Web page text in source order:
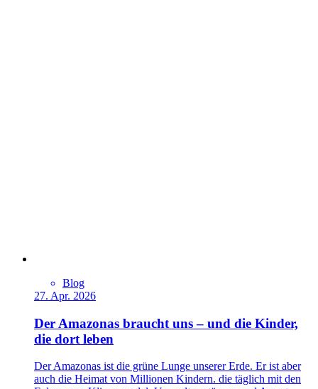
Blog
27. Apr. 2026
Der Amazonas braucht uns – und die Kinder,
die dort leben
Der Amazonas ist die grüne Lunge unserer Erde. Er ist aber
auch die Heimat von Millionen Kindern. die täglich mit den